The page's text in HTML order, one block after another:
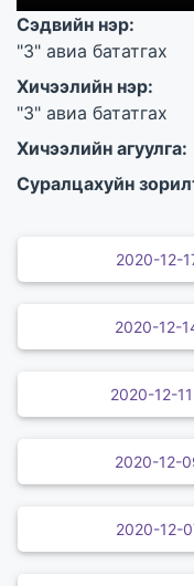
Сэдвийн нэр:
"З" авиа бататгах
Хичээлийн нэр:
"З" авиа бататгах
Хичээлийн агуулга:
Суралцахуйн
2020-12-
2020-12-
2020-12-
2020-12-
2020-12-